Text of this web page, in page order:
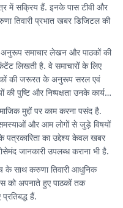
में सक्रिय हैं. इनके पास टीवी और
तिवारी प्रभात खबर डिजिटल की
समाचार लेखन और पाठकों की
लिखती है. वे समाचारों के लिए
की जरूरत के अनुरूप सरल एवं
की पुष्टि और निष्पक्षता उनके कार्य
मुद्दों पर काम करना पसंद है.
समस्याओं और आम लोगों से जुड़े विषयों
पत्रकारिता का उद्देश्य केवल खबर
जानकारी उपलब्ध कराना भी है.
के साथ करुणा तिवारी आधुनिक
को अपनाते हुए पाठकों तक
हैं.